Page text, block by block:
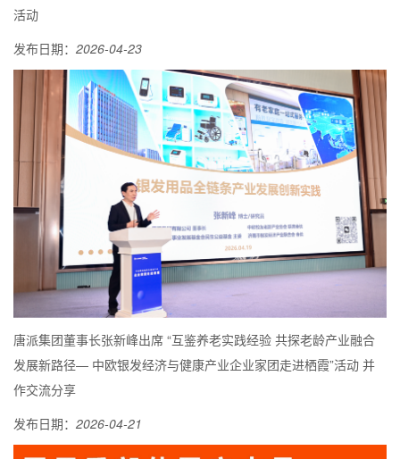
活动
发布日期： 2026-04-23
唐派集团董事长张新峰出席 “互鉴养老实践经验 共探老龄产业融合
发展新路径— 中欧银发经济与健康产业企业家团走进栖霞”活动 并
作交流分享
发布日期： 2026-04-21